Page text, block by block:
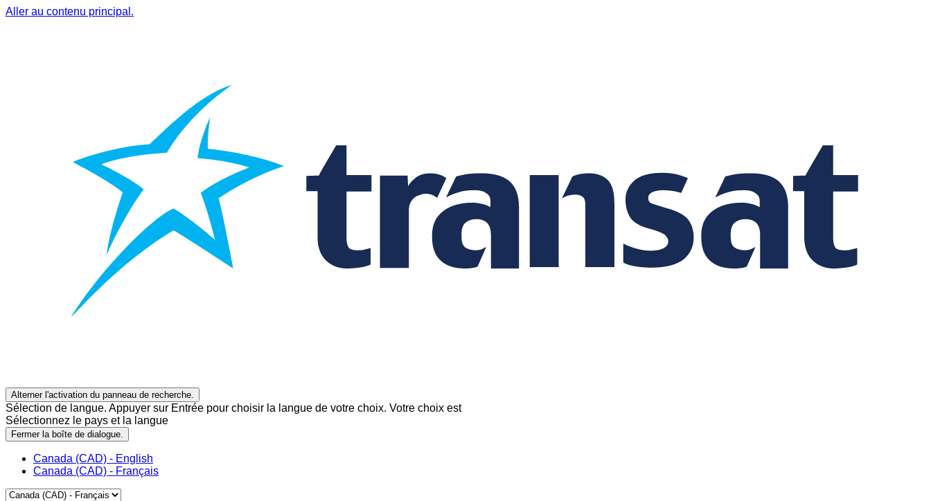
Aller au contenu principal.
Alterner l'activation du panneau de recherche.
Sélection de langue. Appuyer sur Entrée pour choisir la langue de votre choix. Votre choix est
Sélectionnez le pays et la langue
Fermer la boîte de dialogue.
Canada (CAD) - English
Canada (CAD) - Français